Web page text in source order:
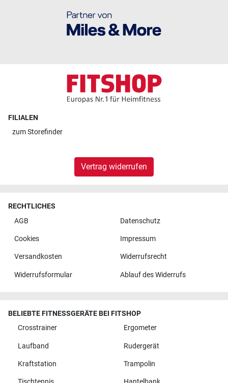
FILIALEN
zumStorefinder
Vertrag widerrufen
RECHTLICHES
AGB
Datenschutz
Cookies Impressum
Versandkosten Widerrufsrecht
Widerrufsformular Ablauf des Widerrufs
BELIEBTE FITNESSGERÄTE BEI FITSHOP
Crosstrainer
Ergometer
Laufband Rudergerät
Kraftstation Trampolin